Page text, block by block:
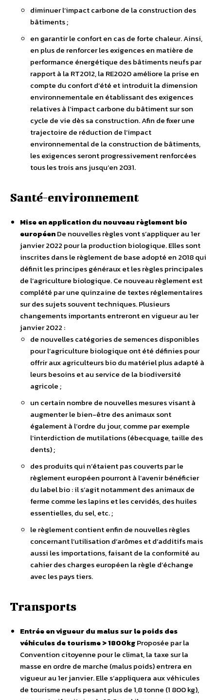
diminuer l’impact carbone de la construction des
bâtiments ;
en garantir le confort en cas de forte chaleur. Ainsi,
en plus de renforcer les exigences en matière de
performance énergétique des bâtiments neufs par
rapport à la RT2012, la RE2020 améliore la prise en
compte du confort d’été et introduit la dimension
environnementale en établissant des exigences
relatives à l’impact carbone du bâtiment sur son
cycle de vie dès sa construction. Afin de fixer une
trajectoire de réduction de l’impact
environnemental de la construction de bâtiments,
les exigences seront progressivement renforcées
tous les trois ans jusqu’en 2031.
Santé-environnement
Mise en application du nouveau règlement bio
européenDe nouvelles règles vont s’appliquer au 1er
janvier 2022 pour la production biologique. Elles sont
inscrites dans le règlement de base adopté en 2018 qui
définit les principes généraux et les règles principales
de l’agriculture biologique. Ce nouveau règlement est
complété par une quinzaine de textes réglementaires
sur des sujets souvent techniques. Plusieurs
changements importants entreront en vigueur au 1er
janvier 2022 :
de nouvelles catégories de semences disponibles
pour l’agriculture biologique ont été définies pour
offrir aux agriculteurs bio du matériel plus adapté à
leurs besoins et au service de la biodiversité
agricole ;
un certain nombre de nouvelles mesures visant à
augmenter le bien-être des animaux sont
également à l’ordre du jour, comme par exemple
l’interdiction de mutilations (ébecquage, taille des
dents) ;
des produits qui n’étaient pas couverts par le
règlement européen pourront à l’avenir bénéficier
du label bio : il s’agit notamment des animaux de
ferme comme les lapins et les cervidés, des huiles
essentielles, du sel, etc. ;
le règlement contient enfin de nouvelles règles
concernant l’utilisation d’arômes et d’additifs mais
aussi les importations, faisant de la conformité au
cahier des charges européen la règle d’échange
avec les pays tiers.
Transports
Entrée en vigueur du malus sur le poids des
véhicules de tourisme > 1800kgProposée par la
Convention citoyenne pour le climat, la taxe sur la
masse en ordre de marche (malus poids) entrera en
vigueur au 1er janvier. Elle s’appliquera aux véhicules
de tourisme neufs pesant plus de 1,8 tonne (1 800 kg),